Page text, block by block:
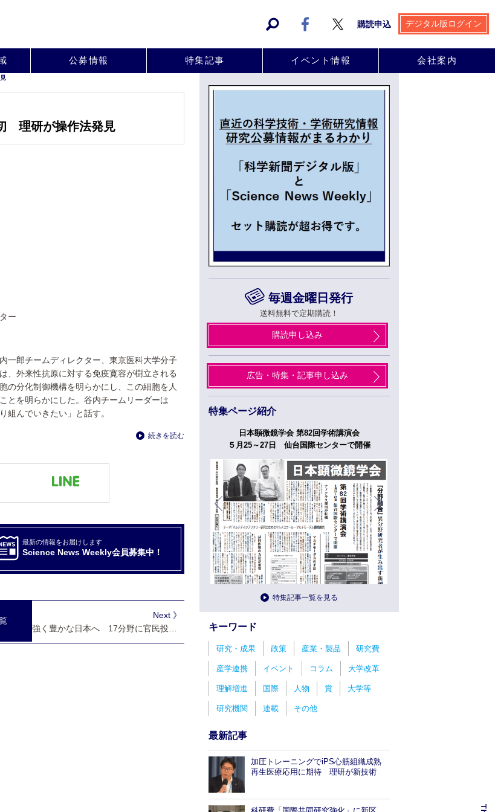
購読申込 デジタル版ログイン
公募情報 特集記事 イベント情報 会社案内
理研が操作法発見
ー
一郎チームディレクター、東京医科大学分子
、外来性抗原に対する免疫寛容が樹立される
の分化制御機構を明らかにし、この細胞を人
とを明らかにした。谷内チームリーダーは
組んでいきたい」と話す。
続きを読む
最新の情報をお届けします
Science News Weekly会員募集中！
Next 》
毎週金曜日発行
送料無料で定期購読！
購読申し込み
広告・特集・記事申し込み
特集ページ紹介
日本薬学会第145年会 ３月26日から29日まで
日本顕微鏡学会 第82回学術講演会
５月25～27日 仙台国際センターで開催
特集記事一覧を見る
キーワード
研究・成果 政策 産業・製品 研究費
産学連携 イベント コラム 大学改革
理解増進 国際 人物 賞 大学等
研究機関 連載 その他
最新記事
加圧トレーニングでiPS心筋組織成熟
再生医療応用に期待 理研が新技術